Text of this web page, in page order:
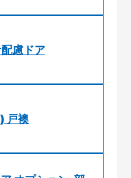
慮ドア
戸襖